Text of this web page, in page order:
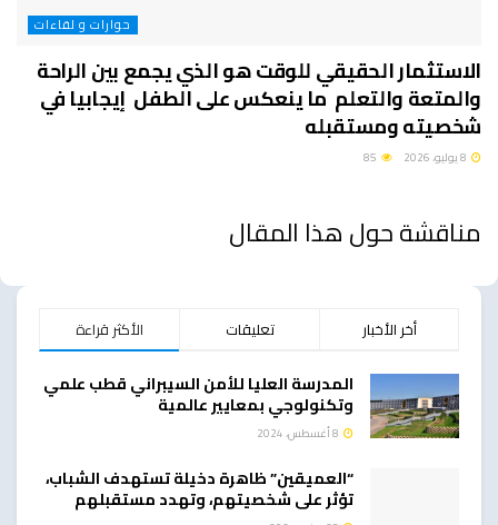
حوارات و لقاءات
الاستثمار الحقيقي للوقت هو الذي يجمع بين الراحة
والمتعة والتعلم ما ينعكس على الطفل إيجابيا في
شخصيته ومستقبله
مناقشة حول هذا المقال
الأكثر قراءة تعليقات أخر الأخبار
المدرسة العليا للأمن السيبراني قطب علمي
وتكنولوجي بمعايير عالمية
“العميقين” ظاهرة دخيلة تستهدف الشباب،
تؤثر على شخصيتهم، وتهدد مستقبلهم